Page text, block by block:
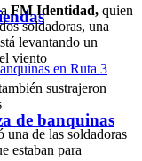
de banquinas
a FM Identidad, quien
soldadoras, una
levantando un
viento
sustrajeron
una de las soldadoras
estaban para